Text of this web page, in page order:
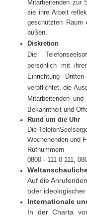
Mitarbeitenden zur
sie ihre Arbeit
geschützten Raum
außen.
Diskretion
Die
persönlich mit
Einrichtung
verpflichtet, die
Mitarbeitenden
Bekanntheit und
Rund um die Uhr
Die
Wochenenden und
Rufnummern
0800 - 111 0 111,
Auf die
oder ideologischer
Internationale
In der Charta